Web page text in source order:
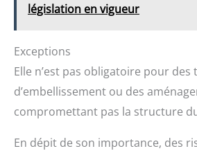
législation en vigueur
Exceptions
Elle n’est pas obligatoire pour des
d’embellissement ou des
compromettant pas la structure
En dépit de son importance, des